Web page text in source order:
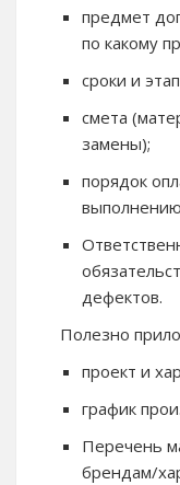
предмет
по какому
сроки и
смета
замены);
порядок
дефектов.
Полезно
проект и
график
Перечень
брендам/